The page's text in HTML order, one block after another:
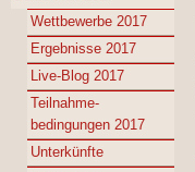
Wettbewerbe 2017
Ergebnisse 2017
Live-Blog 2017
Teilnahme-
bedingungen 2017
Unterkünfte